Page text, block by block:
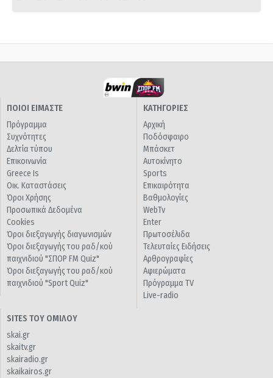
ΠΟΙΟΙ ΕΙΜΑΣΤΕ
Πρόγραμμα
Συχνότητες
Δελτία τύπου
Επικοινωνία
Greece Is
Οικ. Καταστάσεις
Όροι Χρήσης
Προσωπικά Δεδομένα
Cookies
Όροι διεξαγωγής διαγωνισμών
Όροι διεξαγωγής του ραδ/κού
παιχνιδιού "ΣΠΟΡ FM Quiz"
Όροι διεξαγωγής του ραδ/κού
παιχνιδιού "Sport Quiz"
ΚΑΤΗΓΟΡΙΕΣ
Αρχική
Ποδόσφαιρο
Μπάσκετ
Αυτοκίνητο
Sports
Επικαιρότητα
Βαθμολογίες
WebTv
Enter
Πρωτοσέλιδα
Τελευταίες Ειδήσεις
Αρθρογραφίες
Αφιερώματα
Πρόγραμμα TV
Live-radio
SITES ΤΟΥ ΟΜΙΛΟΥ
skai.gr
skaitv.gr
skairadio.gr
skaikairos.gr